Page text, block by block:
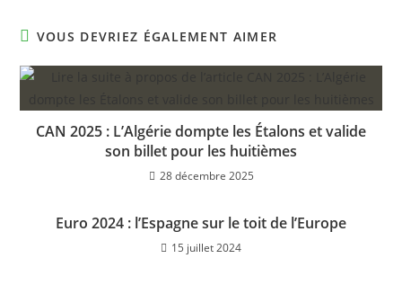
VOUS DEVRIEZ ÉGALEMENT AIMER
CAN 2025 : L’Algérie dompte les Étalons et valide
son billet pour les huitièmes
28 décembre 2025
Euro 2024 : l’Espagne sur le toit de l’Europe
15 juillet 2024